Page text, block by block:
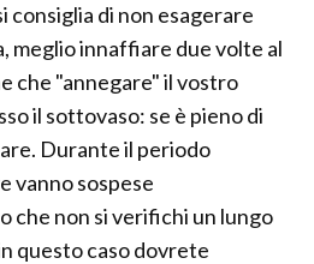
consiglia di non esagerare
meglio innaffiare due volte al
che "annegare" il vostro
il sottovaso: se è pieno di
Durante il periodo
vanno sospese
che non si verifichi un lungo
questo caso dovrete